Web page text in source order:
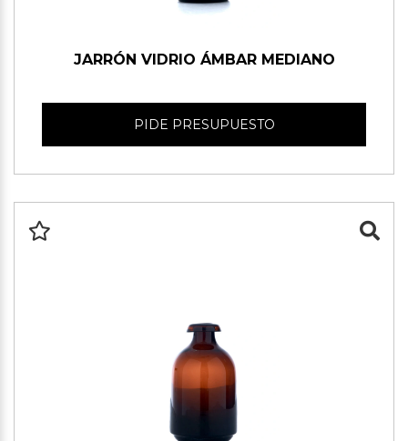
JARRÓN VIDRIO ÁMBAR MEDIANO
PIDE PRESUPUESTO